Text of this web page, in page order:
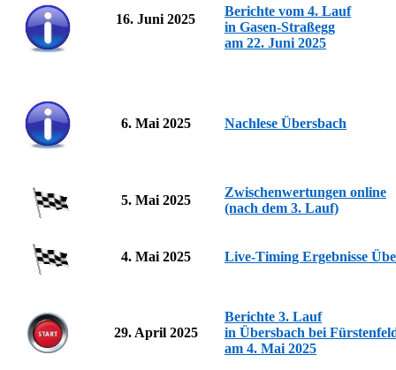
16. Juni 2025
Berichte vom 4. Lauf
in Gasen-Straßegg
am 22. Juni 2025
6. Mai 2025 Nachlese Übersbach
5. Mai 2025
Zwischenwertungen online
(nach dem 3. Lauf)
4. Mai 2025 Live-Timing Ergebnisse
29. April 2025
Berichte 3. Lauf
in Übersbach bei
am 4. Mai 2025